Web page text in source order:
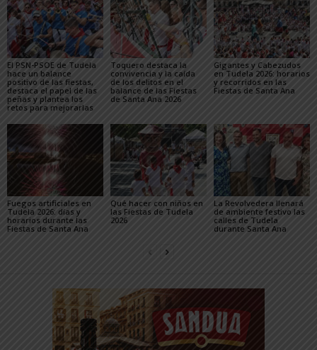
El PSN-PSOE de Tudela
hace un balance
positivo de las fiestas,
destaca el papel de las
peñas y plantea los
retos para mejorarlas
Toquero destaca la
convivencia y la caída
de los delitos en el
balance de las Fiestas
de Santa Ana 2026
Gigantes y Cabezudos
en Tudela 2026: horarios
y recorridos en las
Fiestas de Santa Ana
Fuegos artificiales en
Tudela 2026: días y
horarios durante las
Fiestas de Santa Ana
Qué hacer con niños en
las Fiestas de Tudela
2026
La Revolvedera llenará
de ambiente festivo las
calles de Tudela
durante Santa Ana